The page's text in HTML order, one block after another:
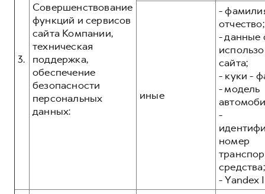
3.
Совершенствование
функций и сервисов
сайта Компании,
техническая
поддержка,
обеспечение
безопасности
персональных
данных:
иные
-
отчество;
- данные
сайта;
- куки -
- модель
-
номер
средства;
- Yandex